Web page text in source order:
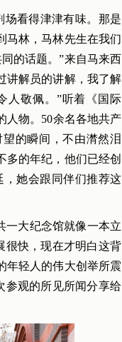
看得津津有味。那是
马林，马林先生在我们
的话题。”来自马来西
讲解员的讲解，我了解
人敬佩。”听着《国际
人物。50余名各地共产
的瞬间，不由潸然泪
多的年纪，他们已经创
，她会跟同伴们推荐这
一大纪念馆就像一本立
很快，现在才明白这背
年轻人的伟大创举所震
参观的所见所闻分享给